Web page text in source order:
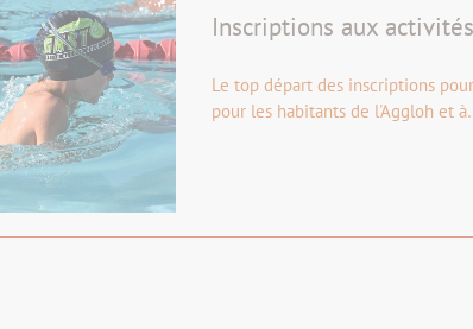
Inscriptions aux
Le top départ des inscriptions
pour les habitants de l'Aggloh et